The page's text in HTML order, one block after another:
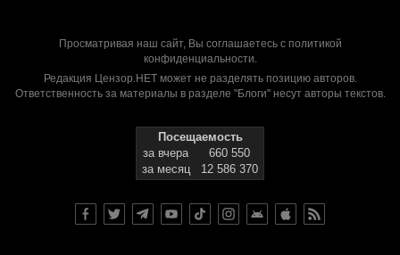
Просматривая наш сайт, Вы соглашаетесь с политикой
конфиденциальности.
Редакция Цензор.НЕТ может не разделять позицию авторов.
Ответственность за материалы в разделе "Блоги" несут авторы текстов.
Посещаемость
за вчера
660 550
за месяц
12 586 370